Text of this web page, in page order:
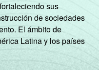
sus
de sociedades
El ámbito de
Latina y los países